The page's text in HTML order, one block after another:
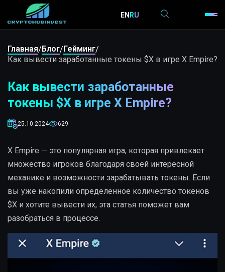
ENRU
Главная/Блог/Гейминг/
Как вывести заработанные токены $X в игре X Empire?
Как вывести заработанные
токены $X в игре X Empire?
25.10.2024 629
X Empire — это популярная игра, которая привлекает
множество игроков благодаря своей интересной
механике и возможности зарабатывать токены. Если
вы уже накопили определенное количество токенов
$X и хотите вывести их, эта статья поможет вам
разобраться в процессе.